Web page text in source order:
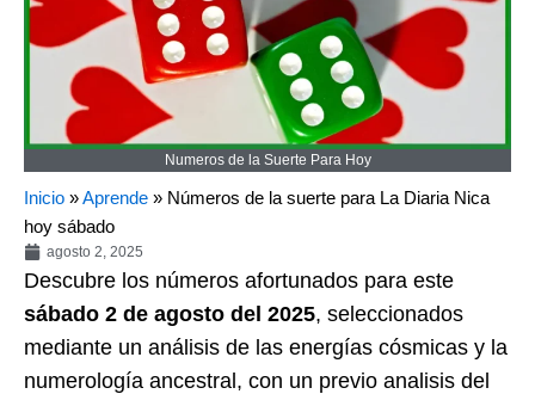
Numeros de la Suerte Para Hoy
Inicio »Aprende » Números de la suerte para La Diaria Nica
hoy sábado
agosto 2, 2025
Descubre los números afortunados para este
sábado 2 de agosto del 2025, seleccionados
mediante un análisis de las energías cósmicas y la
numerología ancestral, con un previo analisis del